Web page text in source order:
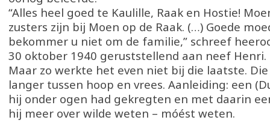
“Alles heel goed te Kaulille, Raak en Hostie!
zusters zijn bij Moen op de Raak. (…) Goede
bekommer u niet om de familie,” schreef
30 oktober 1940 geruststellend aan neef Henri.
Maar zo werkte het even niet bij die laatste.
langer tussen hoop en vrees. Aanleiding: een
hij onder ogen had gekregten en met daarin
hij meer over wilde weten – móést weten.